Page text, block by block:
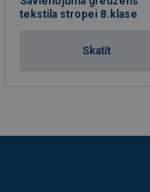
tekstila stropei 8.klase
Skatīt